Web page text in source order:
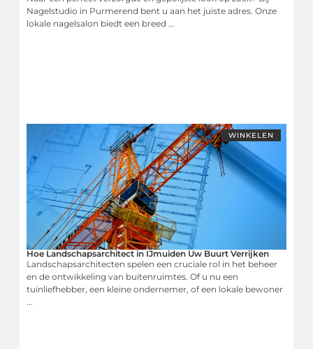
Nagelstudio in Purmerend bent u aan het juiste adres. Onze
lokale nagelsalon biedt een breed ...
WINKELEN
Hoe Landschapsarchitect in IJmuiden Uw Buurt Verrijken
Landschapsarchitecten spelen een cruciale rol in het beheer
en de ontwikkeling van buitenruimtes. Of u nu een
tuinliefhebber, een kleine ondernemer, of een lokale bewoner
...